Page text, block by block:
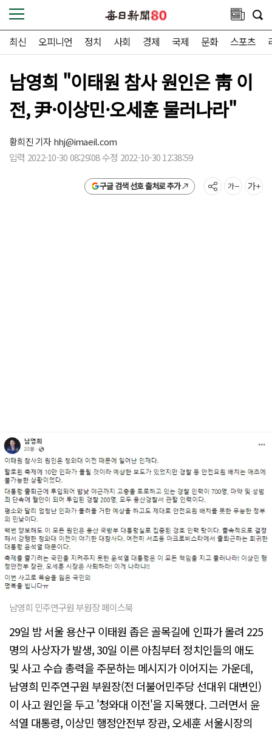
최신 오피니언 정치 사회 경제 국제 문화 스포츠
남영희 "이태원 참사 원인은 靑 이
전, 尹·이상민·오세훈 물러나라"
황희진 기자hhj@imaeil.com
입력 2022-10-30 08:29:08 수정 2022-10-30 12:38:59
구글 검색 선호 출처로 추가
남영희 민주연구원 부원장 페이스북
29일 밤 서울 용산구 이태원 좁은 골목길에 인파가 몰려 225
명의 사상자가 발생, 30일 이른 아침부터 정치인들의 애도
및 사고 수습 총력을 주문하는 메시지가 이어지는 가운데,
남영희 민주연구원 부원장(전 더불어민주당 선대위 대변인)
이 사고 원인을 두고 '청와대 이전'을 지목했다. 그러면서 윤
석열 대통령, 이상민 행정안전부 장관, 오세훈 서울시장의